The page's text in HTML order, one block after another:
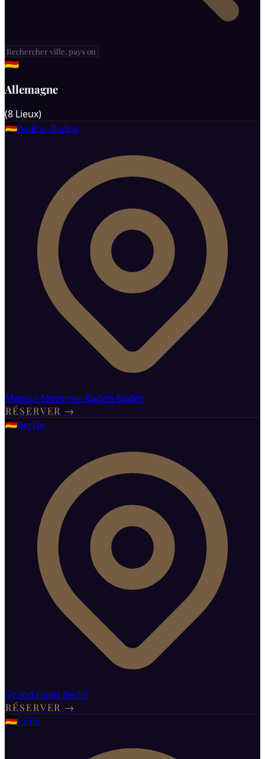
Allemagne
(8 Lieux)
Baden-Baden
Maison Messmer Baden-Baden
RÉSERVER →
Berlin
Grand Hyatt Berlin
RÉSERVER →
Celle